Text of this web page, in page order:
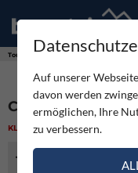
Touren
CHAINS OF
KLETTERN MITTEL
TOURENINFO
Auf unserer
davon werden
ermöglichen, Ihre
zu verbessern.